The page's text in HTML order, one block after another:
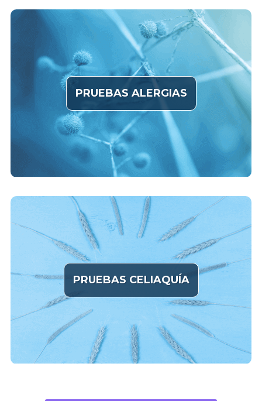
PRUEBAS ALERGIAS
PRUEBAS CELIAQUÍA